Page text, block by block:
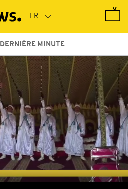
DERNIÈRE MINUTE